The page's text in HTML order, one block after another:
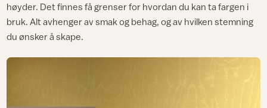
høyder. Det finnes få grenser for hvordan du kan ta fargen i
bruk. Alt avhenger av smak og behag, og av hvilken stemning
du ønsker å skape.